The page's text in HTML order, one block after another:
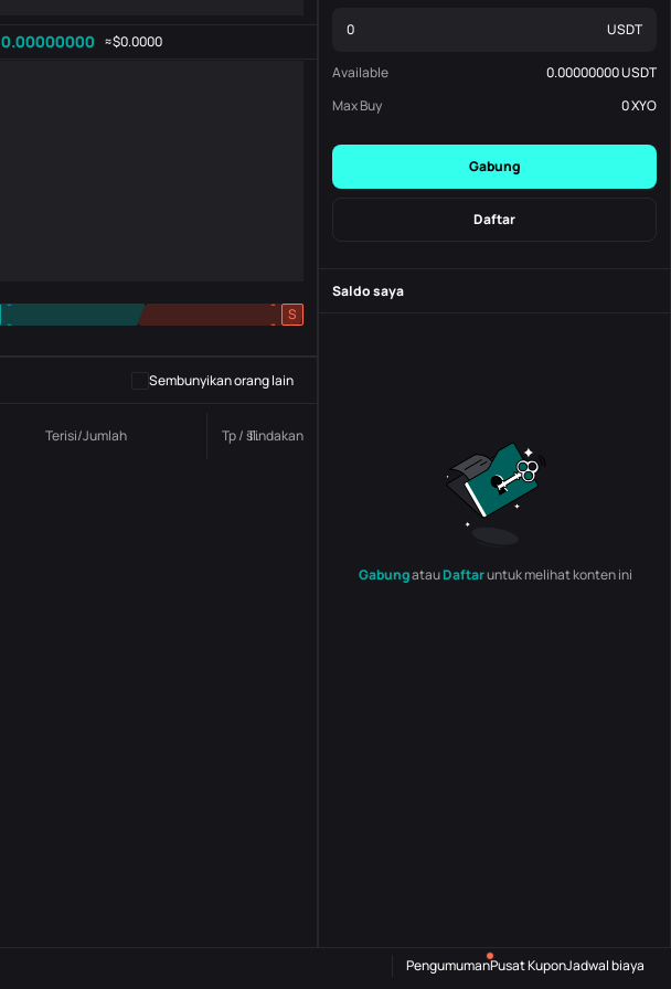
0.00000000 ≈$0.0000
-
-
S
-
-
Sembunyikan orang lain
Terisi/Jumlah Tp / sl.Tindakan
USDT
Available 0.00000000USDT
Max Buy
0XYO
Gabung
Daftar
Saldo saya
GabungatauDaftaruntuk melihat konten ini
PengumumanPusat KuponJadwal biaya